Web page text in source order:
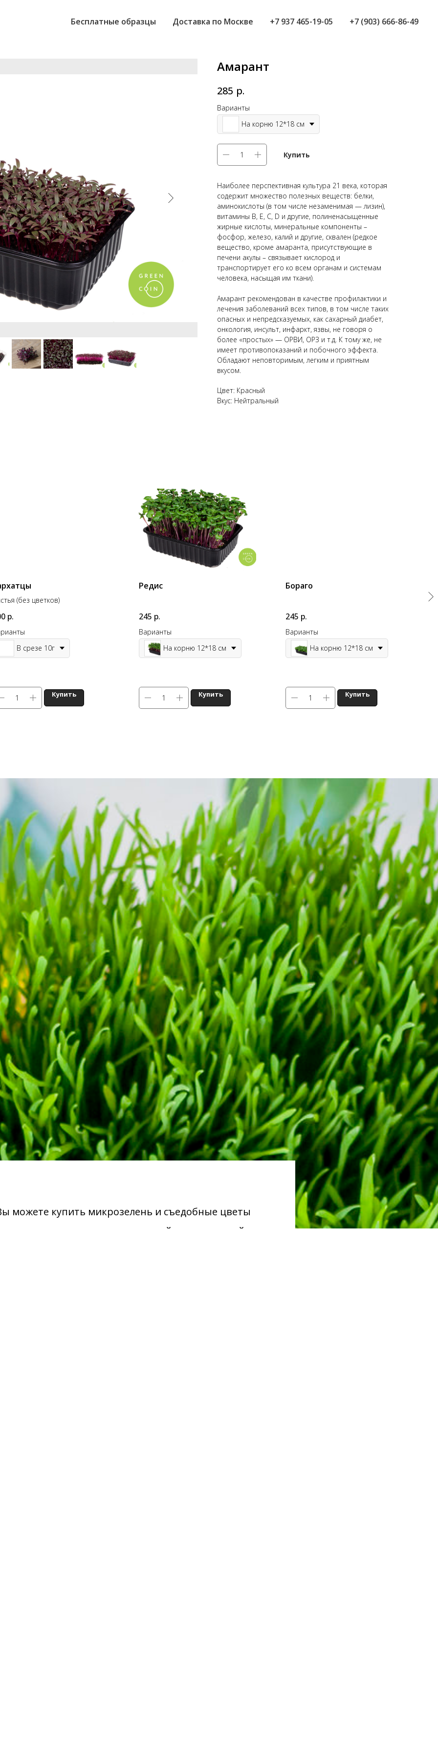
Бесплатные образцы Доставка по Москве +7 937 465-19-05 +7 (903) 666-86-49
Амарант
285 р.
Варианты
На корню 12*18 см
Купить
Наиболее перспективная культура 21 века, которая
содержит множество полезных веществ: белки,
аминокислоты (в том числе незаменимая — лизин),
витамины В, Е, С, D и другие, полиненасыщенные
жирные кислоты, минеральные компоненты –
фосфор, железо, калий и другие, сквален (редкое
вещество, кроме амаранта, присутствующие в
печени акулы – связывает кислород и
транспортирует его ко всем органам и системам
человека, насыщая им ткани).
Амарант рекомендован в качестве профилактики и
лечения заболеваний всех типов, в том числе таких
опасных и непредсказуемых, как сахарный диабет,
онкология, инсульт, инфаркт, язвы, не говоря о
более «простых» — ОРВИ, ОРЗ и т.д. К тому же, не
имеет противопоказаний и побочного эффекта.
Обладают неповторимым, легким и приятным
вкусом.
Цвет: Красный
Вкус: Нейтральный
(без цветков)
р.
В срезе 10г
Купить
Редис
245 р.
Варианты
На корню 12*18 см
Купить
Бораго
245 р.
Варианты
На корню 12*18 см
Купить
можете купить микрозелень и съедобные цветы
доступным ценам с доставкой на следующий